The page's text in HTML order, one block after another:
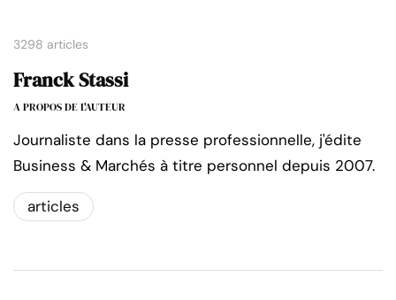
3298 articles
Franck Stassi
A PROPOS DE L'AUTEUR
Journaliste dans la presse professionnelle, j'édite
Business & Marchés à titre personnel depuis 2007.
articles